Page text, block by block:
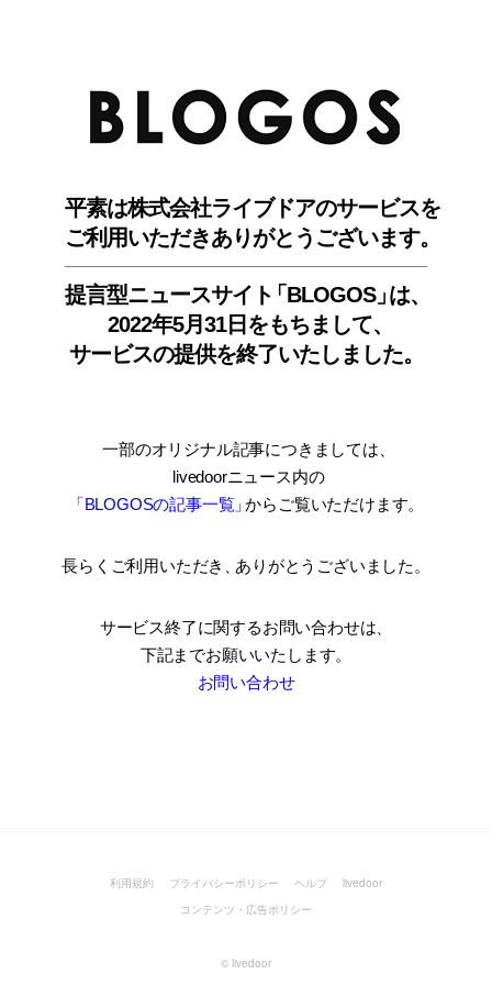
平素は株式会社ライブドアのサービスを
ご利用いただきありがとうございます。
提言型ニュースサイ ト「BLOGOS」は、
2022年5月31日をもちまして、
サービスの提供を終了いたしました。
一部のオリジナル記事につきましては
livedoorニュース内の
「BLOGOSの記事一覧」からご覧いただけます。
長らくご利用いただき ありがとうございました。
サービス終了に関するお問い合わせは、
下記までお願いいたします。
お問い合わせ
利用規約 プライバシーポリシー ヘルプ
livedoor
コンテンツ・広告ポリシー
© livedoor